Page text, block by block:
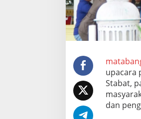
s
a
r
a
a
t
T
e
r
u
s
upacara
Stabat,
dan